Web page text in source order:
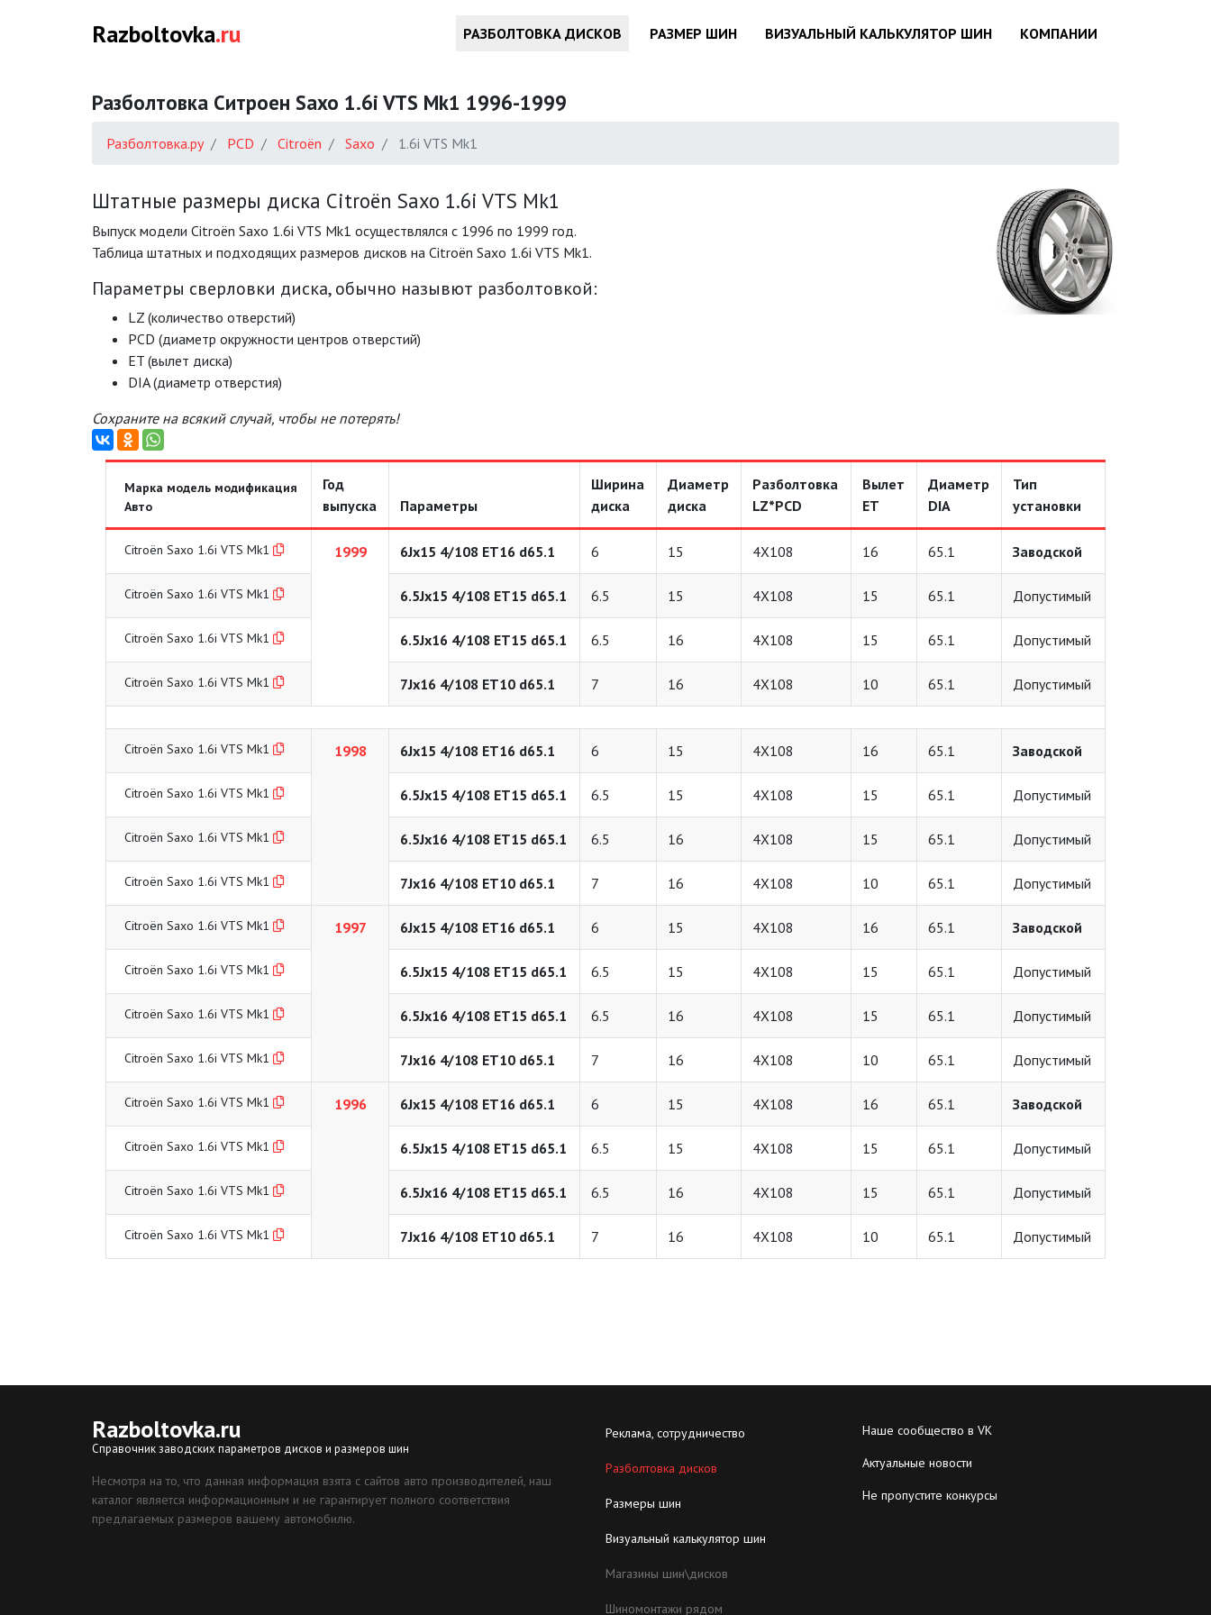
Razboltovka.ru РАЗБОЛТОВКА ДИСКОВ РАЗМЕР ШИН ВИЗУАЛЬНЫЙ КАЛЬКУЛЯТОР ШИН КОМПАНИИ
Разболтовка Ситроен Saxo 1.6i VTS Mk1 1996-1999
Разболтовка.ру PCD Citroën Saxo 1.6i VTS Mk1
Штатные размеры диска Citroën Saxo 1.6i VTS Mk1
Выпуск модели Citroën Saxo 1.6i VTS Mk1 осуществлялся с 1996 по 1999 год.
Таблица штатных и подходящих размеров дисков на Citroën Saxo 1.6i VTS Mk1.
Параметры сверловки диска, обычно назывют разболтовкой:
LZ (количество отверстий)
PCD (диаметр окружности центров отверстий)
ET (вылет диска)
DIA (диаметр отверстия)
Сохраните на всякий случай, чтобы не потерять!
Марка модель модификация
Авто
Год
выпуска
Параметры
Ширина
диска
Диаметр
диска
Разболтовка
LZ*PCD
Вылет
ET
Диаметр
DIA
Тип
установки
Citroën Saxo 1.6i VTS Mk1 1999 6Jx15 4/108 ET16 d65.1 6 15 4X108 16 65.1 Заводской
Citroën Saxo 1.6i VTS Mk1 6.5Jx15 4/108 ET15 d65.1 6.5 15 4X108 15 65.1 Допустимый
Citroën Saxo 1.6i VTS Mk1 6.5Jx16 4/108 ET15 d65.1 6.5 16 4X108 15 65.1 Допустимый
Citroën Saxo 1.6i VTS Mk1 7Jx16 4/108 ET10 d65.1 7 16 4X108 10 65.1 Допустимый
Citroën Saxo 1.6i VTS Mk1 1998 6Jx15 4/108 ET16 d65.1 6 15 4X108 16 65.1 Заводской
Citroën Saxo 1.6i VTS Mk1 6.5Jx15 4/108 ET15 d65.1 6.5 15 4X108 15 65.1 Допустимый
Citroën Saxo 1.6i VTS Mk1 6.5Jx16 4/108 ET15 d65.1 6.5 16 4X108 15 65.1 Допустимый
Citroën Saxo 1.6i VTS Mk1 7Jx16 4/108 ET10 d65.1 7 16 4X108 10 65.1 Допустимый
Citroën Saxo 1.6i VTS Mk1 1997 6Jx15 4/108 ET16 d65.1 6 15 4X108 16 65.1 Заводской
Citroën Saxo 1.6i VTS Mk1 6.5Jx15 4/108 ET15 d65.1 6.5 15 4X108 15 65.1 Допустимый
Citroën Saxo 1.6i VTS Mk1 6.5Jx16 4/108 ET15 d65.1 6.5 16 4X108 15 65.1 Допустимый
Citroën Saxo 1.6i VTS Mk1 7Jx16 4/108 ET10 d65.1 7 16 4X108 10 65.1 Допустимый
Citroën Saxo 1.6i VTS Mk1 1996 6Jx15 4/108 ET16 d65.1 6 15 4X108 16 65.1 Заводской
Citroën Saxo 1.6i VTS Mk1 6.5Jx15 4/108 ET15 d65.1 6.5 15 4X108 15 65.1 Допустимый
Citroën Saxo 1.6i VTS Mk1 6.5Jx16 4/108 ET15 d65.1 6.5 16 4X108 15 65.1 Допустимый
Citroën Saxo 1.6i VTS Mk1 7Jx16 4/108 ET10 d65.1 7 16 4X108 10 65.1 Допустимый
Razboltovka.ru
Справочник заводских параметров дисков и размеров шин
Несмотря на то, что данная информация взята с сайтов авто производителей, наш
каталог является информационным и не гарантирует полного соответствия
предлагаемых размеров вашему автомобилю.
Реклама, сотрудничество
Разболтовка дисков
Размеры шин
Визуальный калькулятор шин
Магазины шин\дисков
Шиномонтажи рядом
Наше сообщество в VK
Актуальные новости
Не пропустите конкурсы